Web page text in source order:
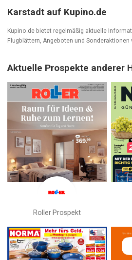
Karstadt auf Kupino.de
Kupino.de bietet regelmäßig aktuelle
Flugblättern, Angeboten und Sonderaktionen
Aktuelle Prospekte anderer
Roller Prospekt